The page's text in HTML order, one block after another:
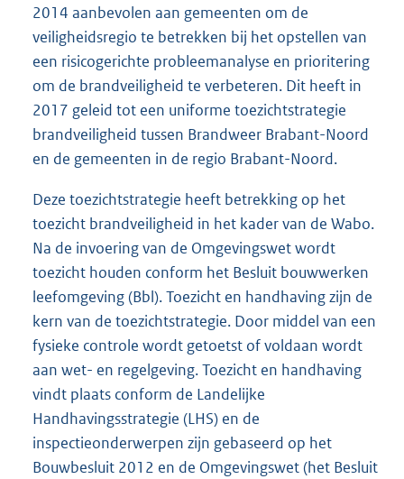
2014 aanbevolen aan gemeenten om de
veiligheidsregio te betrekken bij het opstellen van
een risicogerichte probleemanalyse en prioritering
om de brandveiligheid te verbeteren. Dit heeft in
2017 geleid tot een uniforme toezichtstrategie
brandveiligheid tussen Brandweer Brabant-Noord
en de gemeenten in de regio Brabant-Noord.
Deze toezichtstrategie heeft betrekking op het
toezicht brandveiligheid in het kader van de Wabo.
Na de invoering van de Omgevingswet wordt
toezicht houden conform het Besluit bouwwerken
leefomgeving (Bbl). Toezicht en handhaving zijn de
kern van de toezichtstrategie. Door middel van een
fysieke controle wordt getoetst of voldaan wordt
aan wet- en regelgeving. Toezicht en handhaving
vindt plaats conform de Landelijke
Handhavingsstrategie (LHS) en de
inspectieonderwerpen zijn gebaseerd op het
Bouwbesluit 2012 en de Omgevingswet (het Besluit